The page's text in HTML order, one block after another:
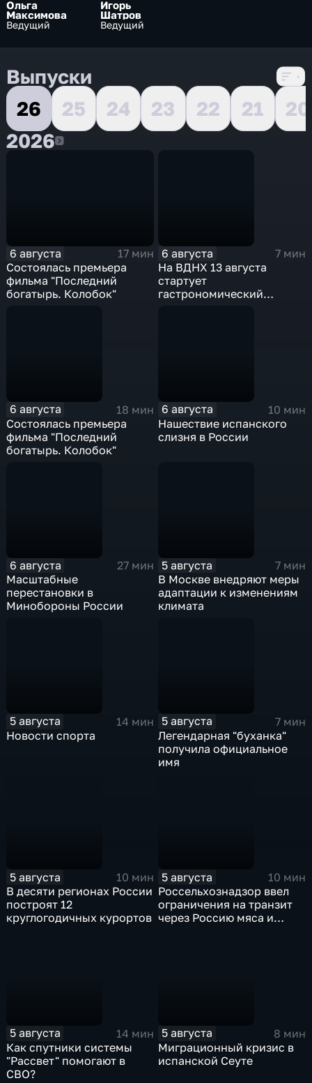
Ольга
Максимова
Ведущий
Игорь
Шатров
Ведущий
Выпуски
26
25 24 23 22 21
20
20262026
6 августа
17 мин
Состоялась премьера
фильма "Последний
богатырь. Колобок"
6 августа
7 мин
На ВДНХ 13 августа
стартует
гастрономический
6 августа
18 мин
Состоялась премьера
фильма "Последний
богатырь. Колобок"
6 августа
10 мин
Нашествие испанского
слизня в России
6 августа
27 мин
Масштабные
перестановки в
Минобороны России
5 августа
7 мин
В Москве внедряют меры
адаптации к изменениям
климата
5 августа
14 мин
Новости спорта
5 августа
7 мин
Легендарная "буханка"
получила официальное
имя
5 августа
10 мин
В десяти регионах России
построят 12
круглогодичных курортов
5 августа
10 мин
Россельхознадзор ввел
ограничения на транзит
через Россию мяса и
5 августа
14 мин
Как спутники системы
"Рассвет" помогают в
СВО?
5 августа
8 мин
Миграционный кризис в
испанской Сеуте